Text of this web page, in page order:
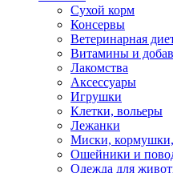
Сухой корм
Консервы
Ветеринарная
Витамины и
Лакомства
Аксессуары
Игрушки
Клетки, вольеры
Лежанки
Миски,
Ошейники и
Одежда для